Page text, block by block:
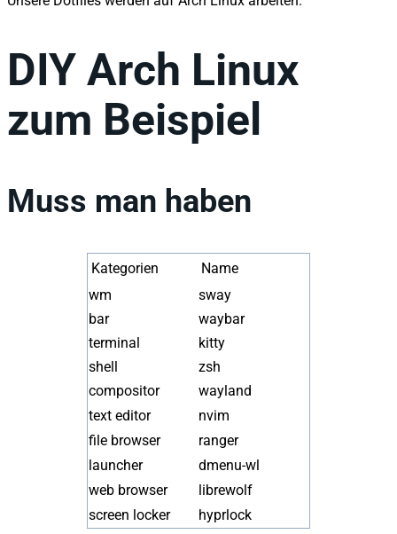
DIY Arch Linux
zum Beispiel
Muss man haben
Kategorien
Name
wm
sway
bar
waybar
terminal
kitty
shell
zsh
compositor
wayland
text editor
nvim
file browser
ranger
launcher
dmenu-wl
web browser
librewolf
screen locker
hyprlock